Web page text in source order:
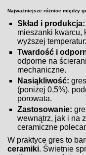
Najważniejsze różnice między
Skład i produkcja:
mieszanki kwarcu,
wyższej
Twardość i
odporne na
mechaniczne.
Nasiąkliwość:
(poniżej 0,5%),
porowata.
Zastosowanie:
wewnątrz, jak i na
ceramiczne
W praktyce gres to
ceramiki. Świetnie